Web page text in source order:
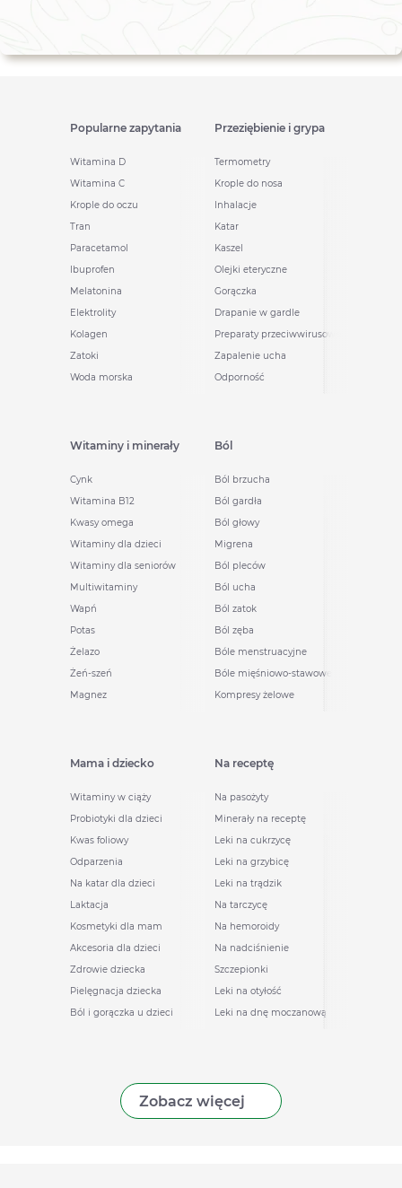
Popularne zapytania
Witamina D
Witamina C
Krople do oczu
Tran
Paracetamol
Ibuprofen
Melatonina
Elektrolity
Kolagen
Zatoki
Woda morska
Przeziębienie i grypa
Termometry
Krople do nosa
Inhalacje
Katar
Kaszel
Olejki eteryczne
Gorączka
Drapanie w gardle
Preparaty przeciwwirusowe
Zapalenie ucha
Odporność
Witaminy i minerały
Cynk
Witamina B12
Kwasy omega
Witaminy dla dzieci
Witaminy dla seniorów
Multiwitaminy
Wapń
Potas
Żelazo
Żeń-szeń
Magnez
Ból
Ból brzucha
Ból gardła
Ból głowy
Migrena
Ból pleców
Ból ucha
Ból zatok
Ból zęba
Bóle menstruacyjne
Bóle mięśniowo-stawowe
Kompresy żelowe
Mama i dziecko
Witaminy w ciąży
Probiotyki dla dzieci
Kwas foliowy
Odparzenia
Na katar dla dzieci
Laktacja
Kosmetyki dla mam
Akcesoria dla dzieci
Zdrowie dziecka
Pielęgnacja dziecka
Ból i gorączka u dzieci
Na receptę
Na pasożyty
Minerały na receptę
Leki na cukrzycę
Leki na grzybicę
Leki na trądzik
Na tarczycę
Na hemoroidy
Na nadciśnienie
Szczepionki
Leki na otyłość
Leki na dnę moczanową
Zobacz więcej